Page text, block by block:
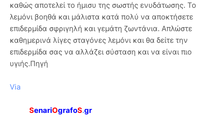
καθώς αποτελεί το ήμισυ της σωστής ενυδάτωσης. Το
λεμόνι βοηθά και μάλιστα κατά πολύ να αποκτήσετε
επιδερμίδα σφριγηλή και γεμάτη ζωντάνια. Απλώστε
καθημερινά λίγες σταγόνες λεμόνι και θα δείτε την
επιδερμίδα σας να αλλάζει σύσταση και να είναι πιο
υγιής.Πηγή
Via
SenariOgrafoS.gr